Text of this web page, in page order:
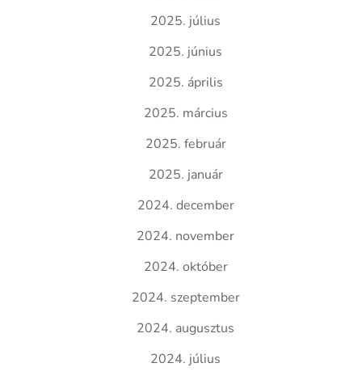
2025. július
2025. június
2025. április
2025. március
2025. február
2025. január
2024. december
2024. november
2024. október
2024. szeptember
2024. augusztus
2024. július